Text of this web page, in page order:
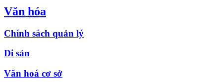
Văn hóa
Chính sách quản lý
Di sản
Văn hoá cơ sở